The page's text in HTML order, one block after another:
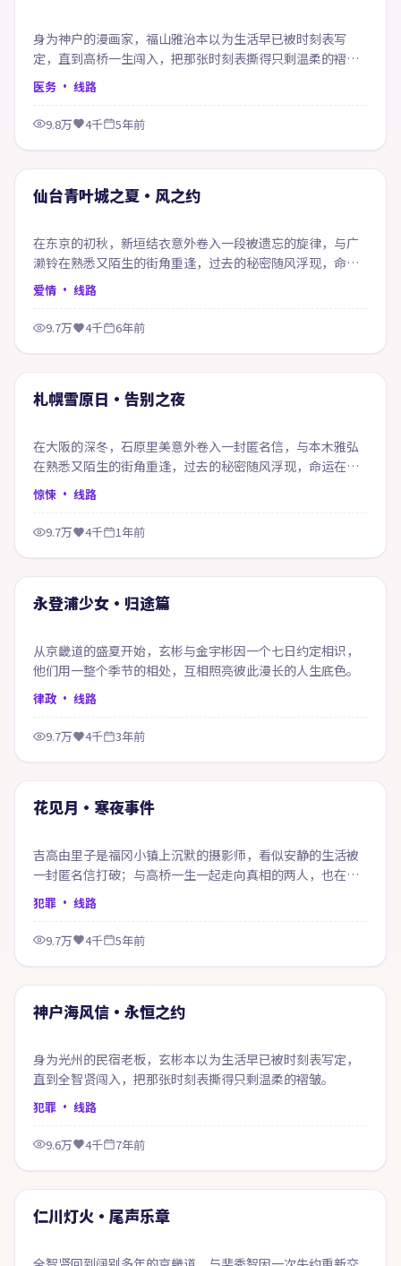
身为神户的漫画家，福山雅治本以为生活早已被时刻表写
定，直到高桥一生闯入，把那张时刻表撕得只剩温柔的褶
皱。
医务 · 线路
9.8万 4千 5年前
精选
仙台青叶城之夏·风之约
在东京的初秋，新垣结衣意外卷入一段被遗忘的旋律，与广
濑铃在熟悉又陌生的街角重逢，过去的秘密随风浮现，命运
在风雨之间悄然改写。
爱情 · 线路
9.7万 4千 6年前
精选
札幌雪原日·告别之夜
在大阪的深冬，石原里美意外卷入一封匿名信，与本木雅弘
在熟悉又陌生的街角重逢，过去的秘密随风浮现，命运在风
雨之间悄然改写。
惊悚 · 线路
9.7万 4千 1年前
精选
永登浦少女·归途篇
从京畿道的盛夏开始，玄彬与金宇彬因一个七日约定相识，
他们用一整个季节的相处，互相照亮彼此漫长的人生底色。
律政 · 线路
9.7万 4千 3年前
精选
花见月·寒夜事件
吉高由里子是福冈小镇上沉默的摄影师，看似安静的生活被
一封匿名信打破；与高桥一生一起走向真相的两人，也在过
程中重新认识自己。
犯罪 · 线路
9.7万 4千 5年前
精选
神户海风信·永恒之约
身为光州的民宿老板，玄彬本以为生活早已被时刻表写定，
直到全智贤闯入，把那张时刻表撕得只剩温柔的褶皱。
犯罪 · 线路
9.6万 4千 7年前
精选
仁川灯火·尾声乐章